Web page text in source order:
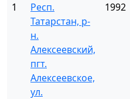
1
Респ.
Татарстан, р-
н.
Алексеевский,
пгт.
Алексеевское,
ул.
1992